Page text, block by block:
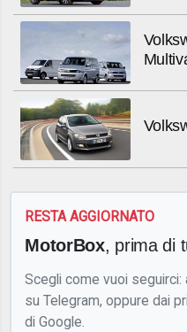
RESTA AGGIORNATO
MotorBox, prima di
Scegli come vuoi
su Telegram, oppure dai
di Google.